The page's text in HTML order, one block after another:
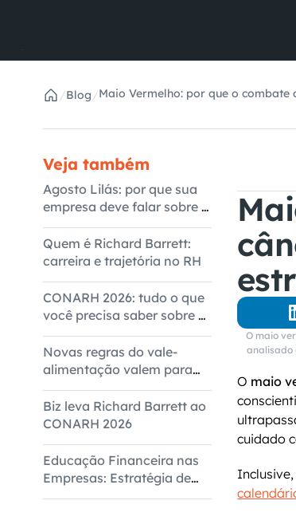
/Blog/Maio Vermelho: por que o
Veja também
Agosto Lilás: por que sua
empresa deve falar sobre o
tema
Quem é Richard Barrett:
carreira e trajetória no RH
CONARH 2026: tudo o que
você precisa saber sobre o
evento
Novas regras do vale-
alimentação valem para
todas as empresas
Biz leva Richard Barrett ao
CONARH 2026
Educação Financeira nas
Empresas: Estratégia de
Bem-Estar Corporativo
O maio
analisado
O maio
cuidado